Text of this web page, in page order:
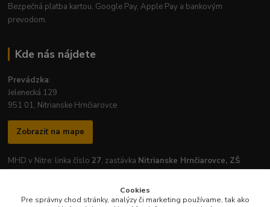
Bezpečná platba kartou, Google Pay, Apple Pay a bankovým
prevodom.
Kde nás nájdete
Prevádzka:
Jelenecká 129
951 01, Nitrianske Hrnčiarovce
Zobraziť na mape
MHD v Nitre: linka číslo 27, zastávka Nitrianske Hrnčiarovce, ZŠ
Cookies
Pre správny chod stránky, analýzy či marketing používame, tak ako